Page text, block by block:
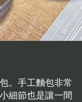
。手工麵包非常
細節也是讓一間